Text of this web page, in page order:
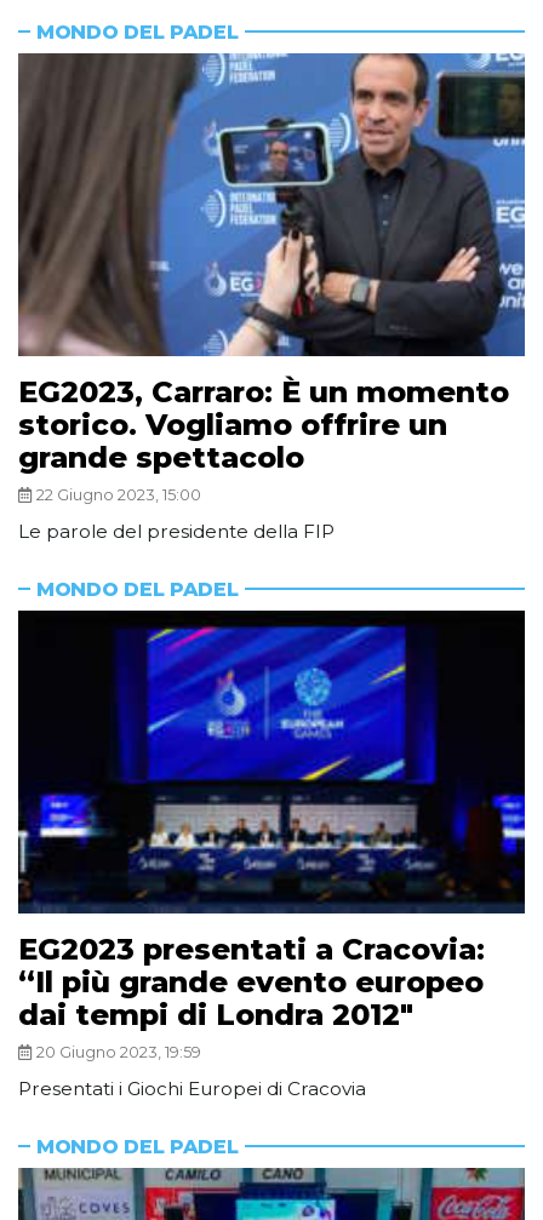
MONDO DEL PADEL
EG2023, Carraro: È un momento
storico. Vogliamo offrire un
grande spettacolo
22 Giugno 2023, 15:00
Le parole del presidente della FIP
MONDO DEL PADEL
EG2023 presentati a Cracovia:
“Il più grande evento europeo
dai tempi di Londra 2012″
20 Giugno 2023, 19:59
Presentati i Giochi Europei di Cracovia
MONDO DEL PADEL